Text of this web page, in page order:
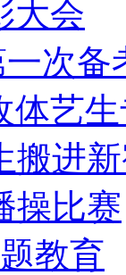
大会
一次备
体艺
搬进
操比赛
教育